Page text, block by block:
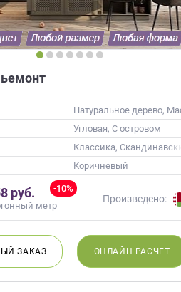
Натуральное дерево,
Угловая, С островом
Классика,
Коричневый
-10%
руб.
метр
Произведено:
ЗАКАЗ ОНЛАЙН РАСЧЕТ